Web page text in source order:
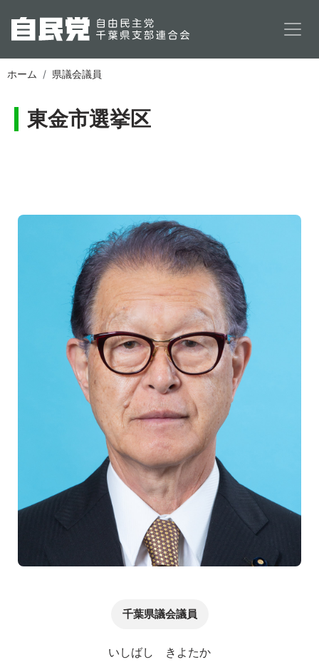
ホーム 県議会議員
東金市選挙区
千葉県議会議員
いしばし きよたか